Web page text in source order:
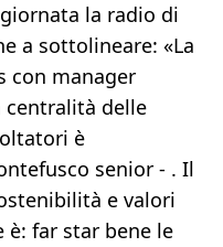
la radio di
a sottolineare: «La
con manager
centralità delle
è
senior - . Il
e valori
far star bene le